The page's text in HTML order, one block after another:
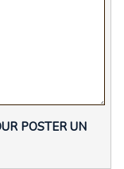
POSTER UN